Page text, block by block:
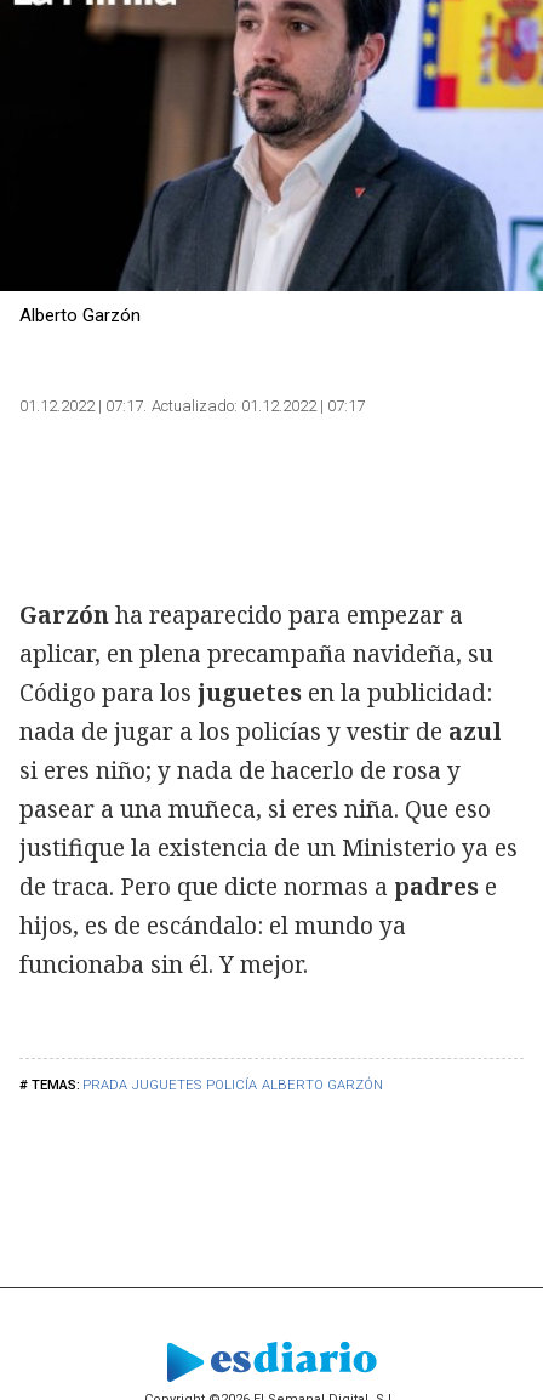
Alberto Garzón
01.12.2022 | 07:17 Actualizado: 01.12.2022 | 07:17
PRADA JUGUETES POLICÍA ALBERTO GARZÓN
Garzónha reaparecido para empezar a
aplicar, en plena precampaña navideña, su
Código para los juguetes en la publicidad:
nada de jugar a los policías y vestir de azul
si eres niño; y nada de hacerlo de rosa y
pasear a una muñeca, si eres niña. Que eso
justifique la existencia de un Ministerio ya es
de traca. Pero que dicte normas a padres e
hijos, es de escándalo: el mundo ya
funcionaba sin él. Y mejor.